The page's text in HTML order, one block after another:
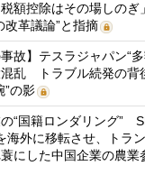
額控除はその場しのぎ
改革議論”と指摘
故】テスラジャパン“
乱 トラブル続発の背
”の影
“国籍ロンダリング”
外に移転させ、トラ
にした中国企業の農業